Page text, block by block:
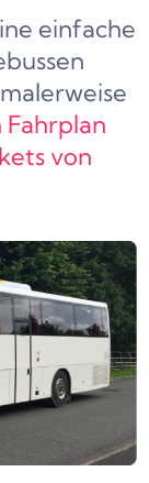
einfache
Fahrplan
von